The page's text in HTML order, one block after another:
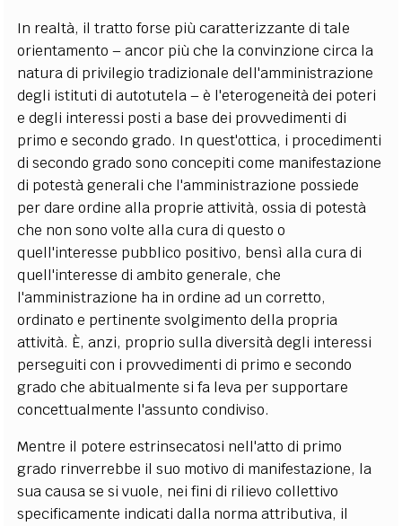
In realtà, il tratto forse più caratterizzante di tale
orientamento – ancor più che la convinzione circa la
natura di privilegio tradizionale dell'amministrazione
degli istituti di autotutela – è l'eterogeneità dei poteri
e degli interessi posti a base dei provvedimenti di
primo e secondo grado. In quest'ottica, i procedimenti
di secondo grado sono concepiti come manifestazione
di potestà generali che l'amministrazione possiede
per dare ordine alla proprie attività, ossia di potestà
che non sono volte alla cura di questo o
quell'interesse pubblico positivo, bensì alla cura di
quell'interesse di ambito generale, che
l'amministrazione ha in ordine ad un corretto,
ordinato e pertinente svolgimento della propria
attività. È, anzi, proprio sulla diversità degli interessi
perseguiti con i provvedimenti di primo e secondo
grado che abitualmente si fa leva per supportare
concettualmente l'assunto condiviso.
Mentre il potere estrinsecatosi nell'atto di primo
grado rinverrebbe il suo motivo di manifestazione, la
sua causa se si vuole, nei fini di rilievo collettivo
specificamente indicati dalla norma attributiva, il